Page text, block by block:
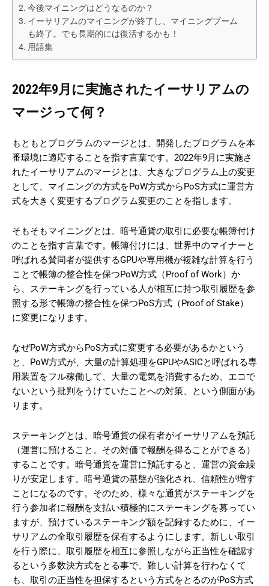
今後マイニングはどうなるのか？
イーサリアムのマイニングが終了し、マイニングブーム
も終了。でも長期的には復活するかも！
用語集
2022年9月に実施されたイーサリアムの
マージって何？
もともとプログラムのマージとは、開発したプログラムを本
番環境に適応することを指す言葉です。2022年9月に実施さ
れたイーサリアムのマージとは、大きなプログラム上の変更
として、マイニングの方式をPoW方式からPoS方式に運営方
式を大きく変更するプログラム変更のことを指します。
そもそもマイニングとは、暗号通貨の取引に必要な帳簿付け
のことを指す言葉です。帳簿付けには、世界中のマイナーと
呼ばれる賛同者が提供するGPUや専用機が複雑な計算を行う
ことで帳簿の整合性を保つPoW方式（Proof of Work）か
ら、ステーキングを行っている人が相互に持つ取引履歴を参
照する形で帳簿の整合性を保つPoS方式（Proof of Stake）
に変更になります。
なぜPoW方式からPoS方式に変更する必要があるかという
と、PoW方式が、大量の計算処理をGPUやASICと呼ばれる専
用装置をフル稼働して、大量の電気を消費するため、エコで
ないという批判をうけていたことへの対策、という側面があ
ります。
ステーキングとは、暗号通貨の保有者がイーサリアムを預託
（運営に預けること。その対価で報酬を得ることができる）
することです。暗号通貨を運営に預託すると、運営の資金繰
りが安定します。暗号通貨の基盤が強化され、信頼性が増す
ことになるのです。そのため、様々な通貨がステーキングを
行う参加者に報酬を支払い積極的にステーキングを募ってい
ますが、預けているステーキング額を記録するために、イー
サリアムの全取引履歴を保有するようにします。新しい取引
を行う際に、取引履歴を相互に参照しながら正当性を確認す
るという多数決方式をとる事で、難しい計算を行わなくて
も、取引の正当性を担保するという方式をとるのがPoS方式